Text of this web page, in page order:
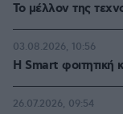
Το μέλλον της
Η Smart φοιτητική
03.08.2026, 10:56
26.07.2026, 09:54